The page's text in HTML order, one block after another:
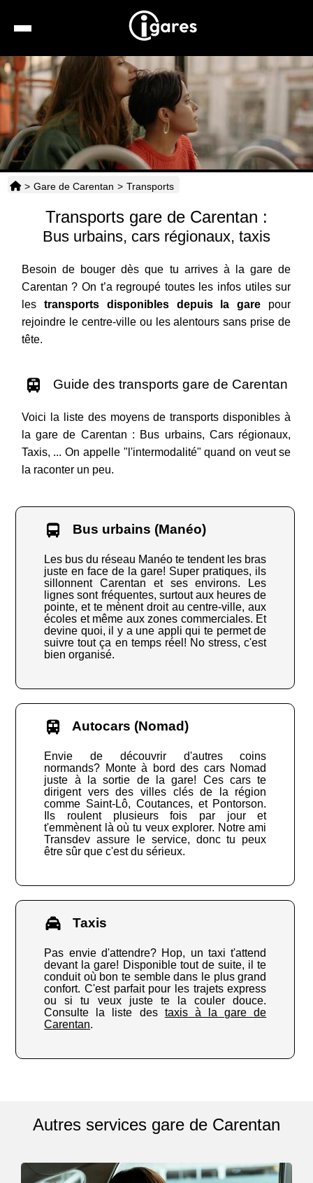
Recherche
Location de voiture
Hôtels
Taxis
Horaires
> Gare de Carentan > Transports
Transports gare de Carentan :
Bus urbains, cars régionaux, taxis
Besoin de bouger dès que tu arrives à la gare de
Carentan ? On t’a regroupé toutes les infos utiles sur
les transports disponibles depuis la gare pour
rejoindre le centre-ville ou les alentours sans prise de
tête.
Guide des transports gare de Carentan
Voici la liste des moyens de transports disponibles à
la gare de Carentan : Bus urbains, Cars régionaux,
Taxis, ... On appelle "l'intermodalité" quand on veut se
la raconter un peu.
Bus urbains (Manéo)
Les bus du réseau Manéo te tendent les bras
juste en face de la gare! Super pratiques, ils
sillonnent Carentan et ses environs. Les
lignes sont fréquentes, surtout aux heures de
pointe, et te mènent droit au centre-ville, aux
écoles et même aux zones commerciales. Et
devine quoi, il y a une appli qui te permet de
suivre tout ça en temps réel! No stress, c'est
bien organisé.
Autocars (Nomad)
Envie de découvrir d'autres coins
normands? Monte à bord des cars Nomad
juste à la sortie de la gare! Ces cars te
dirigent vers des villes clés de la région
comme Saint-Lô, Coutances, et Pontorson.
Ils roulent plusieurs fois par jour et
t'emmènent là où tu veux explorer. Notre ami
Transdev assure le service, donc tu peux
être sûr que c'est du sérieux.
Taxis
Pas envie d'attendre? Hop, un taxi t'attend
devant la gare! Disponible tout de suite, il te
conduit où bon te semble dans le plus grand
confort. C'est parfait pour les trajets express
ou si tu veux juste te la couler douce.
Consulte la liste des taxis à la gare de
Carentan.
Autres services gare de Carentan